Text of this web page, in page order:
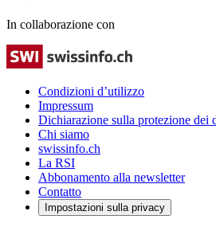
In collaborazione con
Condizioni d’utilizzo
Impressum
Dichiarazione sulla protezione dei
Chi siamo
swissinfo.ch
La RSI
Abbonamento alla newsletter
Contatto
Impostazioni sulla privacy